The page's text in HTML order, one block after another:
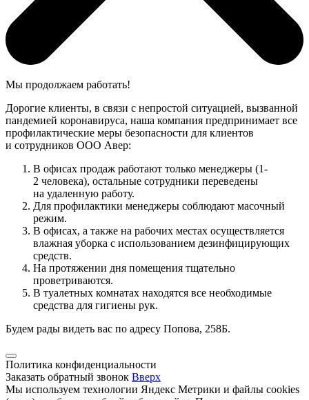
Мы продолжаем работать!
Дорогие клиенты, в связи с непростой ситуацией, вызванной
пандемией коронавируса, наша компания предпринимает все
профилактические меры безопасности для клиентов
и сотрудников ООО Авер:
В офисах продаж работают только менеджеры (1-
2 человека), остальные сотрудники переведены
на удаленную работу.
Для профилактики менеджеры соблюдают масочный
режим.
В офисах, а также на рабочих местах осуществляется
влажная уборка с использованием дезинфицирующих
средств.
На протяжении дня помещения тщательно
проветриваются.
В туалетных комнатах находятся все необходимые
средства для гигиены рук.
Будем рады видеть вас по адресу Попова, 258Б.
Политика конфиденциальности
Заказать обратный звонок Вверх
Мы используем технологии Яндекс Метрики и файлы cookies